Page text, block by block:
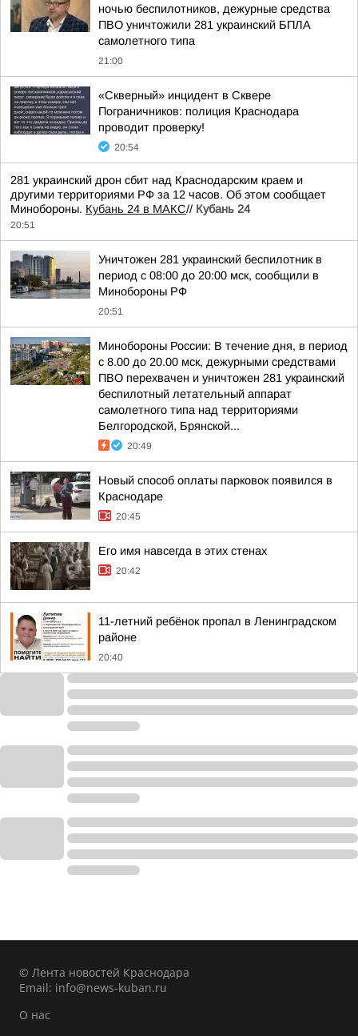
ночью беспилотников, дежурные средства
ПВО уничтожили 281 украинский БПЛА
самолетного типа
21:00
«Скверный» инцидент в Сквере
Пограничников: полиция Краснодара
проводит проверку!
20:54
281 украинский дрон сбит над Краснодарским краем и
другими территориями РФ за 12 часов. Об этом сообщает
Минобороны. Кубань 24 в МАКС// Кубань 24
20:51
Уничтожен 281 украинский беспилотник в
период с 08:00 до 20:00 мск, сообщили в
Минобороны РФ
20:51
Минобороны России: В течение дня, в период
с 8.00 до 20.00 мск, дежурными средствами
ПВО перехвачен и уничтожен 281 украинский
беспилотный летательный аппарат
самолетного типа над территориями
Белгородской, Брянской...
20:49
Новый способ оплаты парковок появился в
Краснодаре
20:45
Его имя навсегда в этих стенах
20:42
11-летний ребёнок пропал в Ленинградском
районе
20:40
© Лента новостей Краснодара
Email: info@news-kuban.ru
О нас